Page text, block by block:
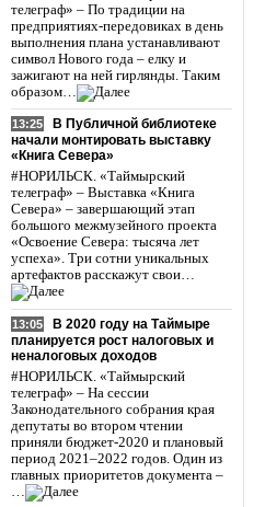
телеграф» – По традиции на
предприятиях-передовиках в день
выполнения плана устанавливают
символ Нового года – елку и
зажигают на ней гирлянды. Таким
образом…
13:25
В Публичной библиотеке
начали монтировать выставку
«Книга Севера»
#НОРИЛЬСК. «Таймырский
телеграф» – Выставка «Книга
Севера» – завершающий этап
большого межмузейного проекта
«Освоение Севера: тысяча лет
успеха». Три сотни уникальных
артефактов расскажут свои…
13:05
В 2020 году на Таймыре
планируется рост налоговых и
неналоговых доходов
#НОРИЛЬСК. «Таймырский
телеграф» – На сессии
Законодательного собрания края
депутаты во втором чтении
приняли бюджет-2020 и плановый
период 2021–2022 годов. Один из
главных приоритетов документа –
…